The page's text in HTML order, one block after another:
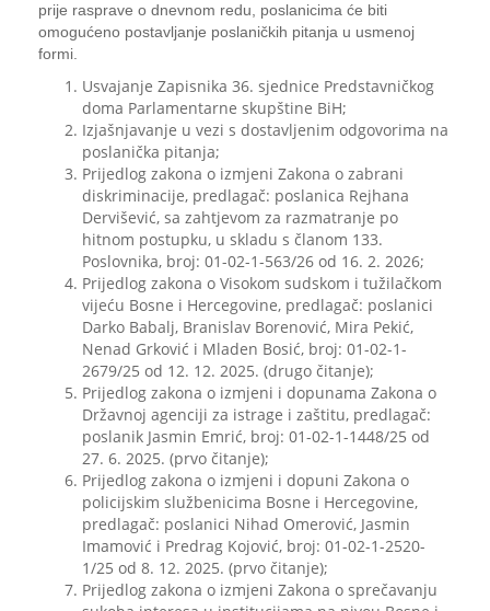
prije rasprave o dnevnom redu, poslanicima će biti
omogućeno postavljanje poslaničkih pitanja u usmenoj
formi.
Usvajanje Zapisnika 36. sjednice Predstavničkog
doma Parlamentarne skupštine BiH;
Izjašnjavanje u vezi s dostavljenim odgovorima na
poslanička pitanja;
Prijedlog zakona o izmjeni Zakona o zabrani
diskriminacije, predlagač: poslanica Rejhana
Dervišević, sa zahtjevom za razmatranje po
hitnom postupku, u skladu s članom 133.
Poslovnika, broj: 01-02-1-563/26 od 16. 2. 2026;
Prijedlog zakona o Visokom sudskom i tužilačkom
vijeću Bosne i Hercegovine, predlagač: poslanici
Darko Babalj, Branislav Borenović, Mira Pekić,
Nenad Grković i Mladen Bosić, broj: 01-02-1-
2679/25 od 12. 12. 2025. (drugo čitanje);
Prijedlog zakona o izmjeni i dopunama Zakona o
Državnoj agenciji za istrage i zaštitu, predlagač:
poslanik Jasmin Emrić, broj: 01-02-1-1448/25 od
27. 6. 2025. (prvo čitanje);
Prijedlog zakona o izmjeni i dopuni Zakona o
policijskim službenicima Bosne i Hercegovine,
predlagač: poslanici Nihad Omerović, Jasmin
Imamović i Predrag Kojović, broj: 01-02-1-2520-
1/25 od 8. 12. 2025. (prvo čitanje);
Prijedlog zakona o izmjeni Zakona o sprečavanju